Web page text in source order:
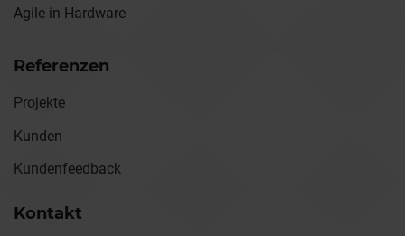
Agile in Hardware
Referenzen
Projekte
Kunden
Kundenfeedback
Kontakt